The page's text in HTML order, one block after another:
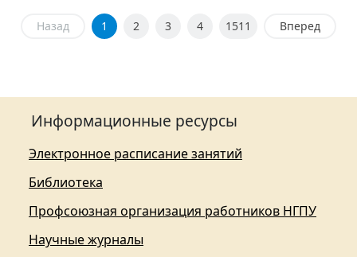
Назад 1 2 3 4 1511 Вперед
Информационные ресурсы
Электронное расписание занятий
Библиотека
Профсоюзная организация работников НГПУ
Научные журналы